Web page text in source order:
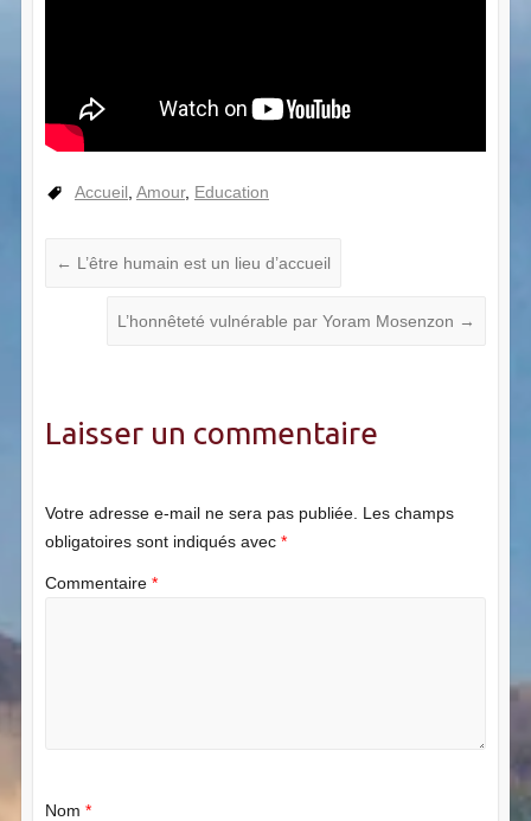
Accueil Amour, Education
← L’être humain est un lieu d’accueil
L’honnêteté vulnérable par Yoram Mosenzon →
Laisser un commentaire
Votre adresse e-mail ne sera pas publiée. Les champs
obligatoires sont indiqués avec *
Commentaire *
Nom *